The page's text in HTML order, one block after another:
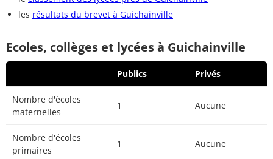
les résultats du brevet à Guichainville
Ecoles, collèges et lycées à Guichainville
Publics Privés
Nombre d'écoles
maternelles
1 Aucune
Nombre d'écoles
primaires
1 Aucune